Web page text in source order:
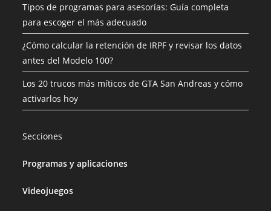
Tipos de programas para asesorías: Guía completa
para escoger el más adecuado
¿Cómo calcular la retención de IRPF y revisar los datos
antes del Modelo 100?
Los 20 trucos más míticos de GTA San Andreas y cómo
activarlos hoy
Secciones
Programas y aplicaciones
Videojuegos